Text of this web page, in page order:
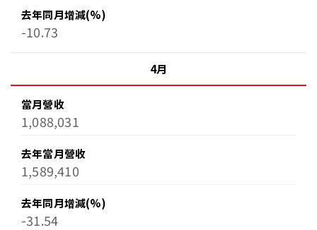
去年同月增減(%)
-10.73
4月
當月營收
1,088,031
去年當月營收
1,589,410
去年同月增減(%)
-31.54